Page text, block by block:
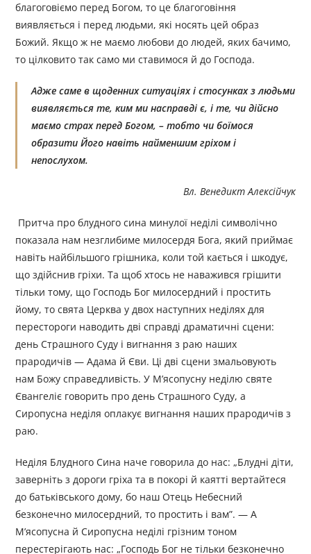
благоговіємо перед Богом, то це благоговіння
виявляється і перед людьми, які носять цей образ
Божий. Якщо ж не маємо любови до людей, яких бачимо,
то цілковито так само ми ставимося й до Господа.
Адже саме в щоденних ситуаціях і стосунках з людьми
виявляється те, ким ми насправді є, і те, чи дійсно
маємо страх перед Богом, – тобто чи боїмося
образити Його навіть найменшим гріхом і
непослухом.
Вл. Венедикт Алексійчук
Притча про блудного сина минулої неділі символічно
показала нам незглибиме милосердя Бога, який приймає
навіть найбільшого грішника, коли той кається і шкодує,
що здійснив гріхи. Та щоб хтось не наважився грішити
тільки тому, що Господь Бог милосердний і простить
йому, то свята Церква у двох наступних неділях для
перестороги наводить дві справді драматичні сцени:
день Страшного Суду і вигнання з раю наших
прародичів — Адама й Єви. Ці дві сцени змальовують
нам Божу справедливість. У М’ясопусну неділю святе
Євангеліє говорить про день Страшного Суду, а
Сиропусна неділя оплакує вигнання наших прародичів з
раю.
Неділя Блудного Сина наче говорила до нас: „Блудні діти,
заверніть з дороги гріха та в покорі й каятті вертайтеся
до батьківського дому, бо наш Отець Небесний
безконечно милосердний, то простить і вам”. — А
М’ясопусна й Сиропусна неділі грізним тоном
перестерігають нас: „Господь Бог не тільки безконечно